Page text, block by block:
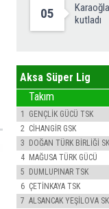
05
kutladı
Aksa Süper Lig
Takım
1 GENÇLİK GÜCÜ TSK
2 CİHANGİR GSK
3 DOĞAN TÜRK BİRLİĞİ SK
4 MAĞUSA TÜRK GÜCÜ
5 DUMLUPINAR TSK
6 ÇETİNKAYA TSK
7 ALSANCAK YEŞİLOVA SK